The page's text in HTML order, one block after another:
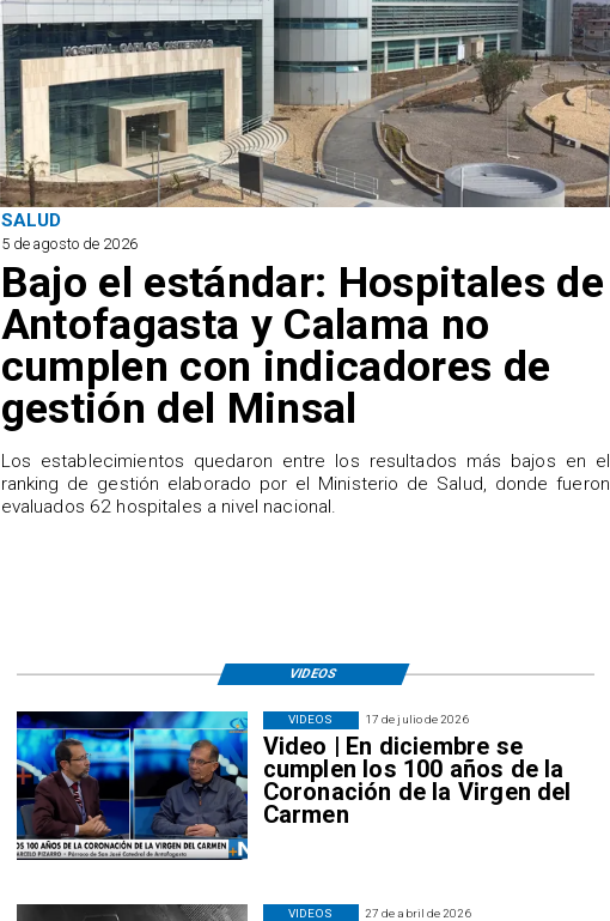
SALUD
5 de agosto de 2026
Bajo el estándar: Hospitales de
Antofagasta y Calama no
cumplen con indicadores de
gestión del Minsal
Los establecimientos quedaron entre los resultados más bajos en el
ranking de gestión elaborado por el Ministerio de Salud, donde fueron
evaluados 62 hospitales a nivel nacional.
17 de julio de 2026
Video | En diciembre se
cumplen los 100 años de la
Coronación de la Virgen del
Carmen
VIDEOS
27 de abril de 2026
VIDEOS
VIDEOS